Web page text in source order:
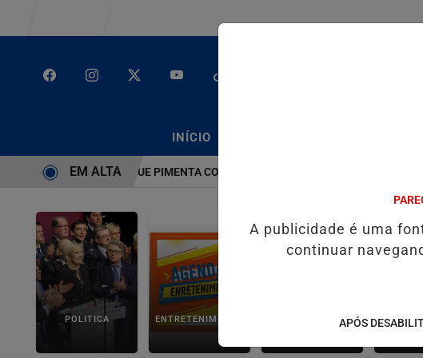
INÍCIO
CALDAS E CAIQUE PIMENTA COM O MELHOR DO AXÉ DAS ANTIGAS NESTE
EM ALTA
POLITICA ENTRETENIMENTO SALVADOR AQUI! SÃO
A publicidade é uma
continuar
APÓS